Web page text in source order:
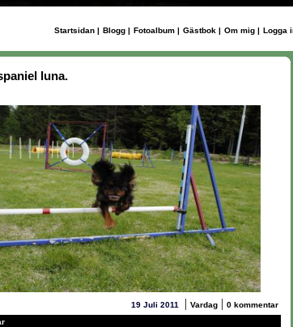
Startsidan | Blogg | Fotoalbum | Gästbok | Om mig | Logga
luna.
19 Juli 2011 | Vardag | 0 kommentar